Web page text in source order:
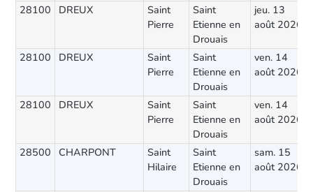
28100 DREUX
Saint
Pierre
Saint
Etienne en
Drouais
jeu. 13
août 2026
28100 DREUX
Saint
Pierre
Saint
Etienne en
Drouais
ven. 14
août 2026
28100 DREUX
Saint
Pierre
Saint
Etienne en
Drouais
ven. 14
août 2026
28500 CHARPONT
Saint
Hilaire
Saint
Etienne en
Drouais
sam. 15
août 2026